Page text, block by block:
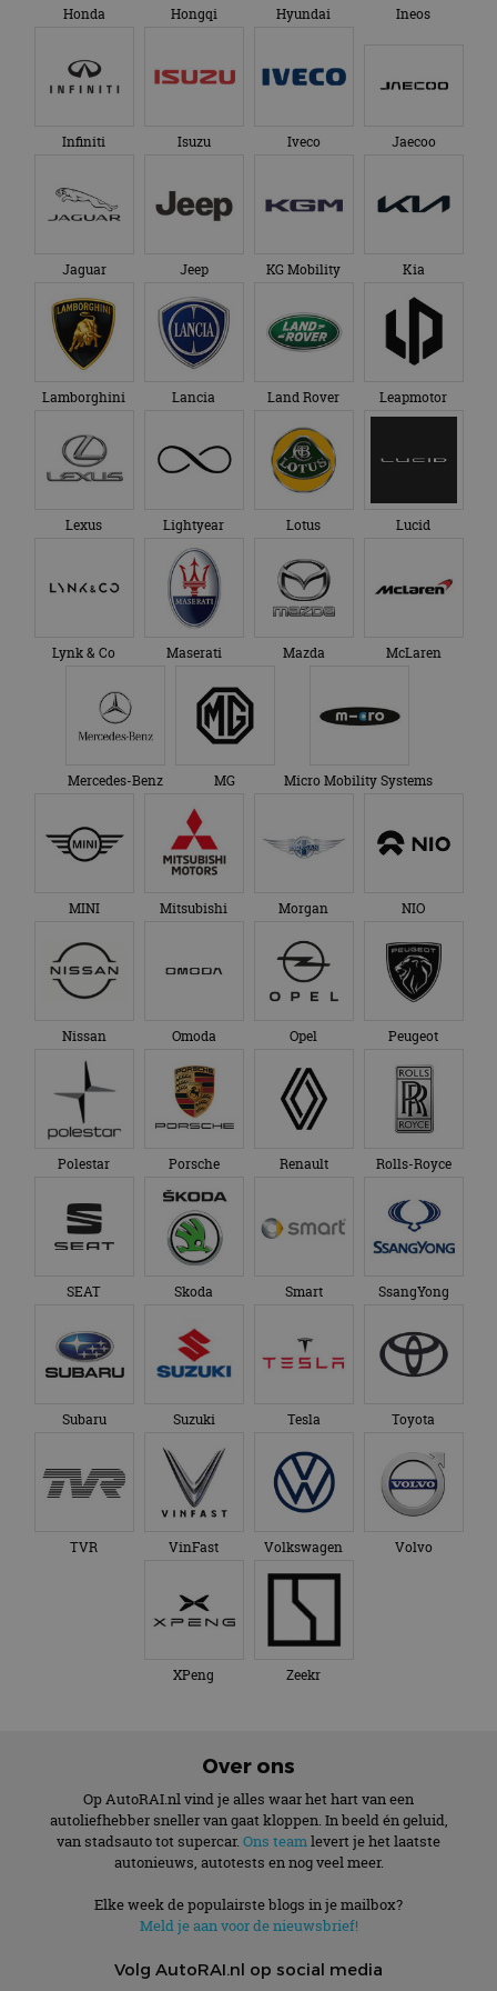
Honda Hongqi Hyundai Ineos
Infiniti Isuzu Iveco Jaecoo
Jaguar Jeep KG Mobility Kia
Lamborghini Lancia Land Rover Leapmotor
Lexus Lightyear Lotus Lucid
Lynk & Co Maserati Mazda McLaren
Mercedes-Benz MG Micro Mobility Systems
MINI Mitsubishi Morgan NIO
Nissan Omoda Opel Peugeot
Polestar Porsche Renault Rolls-Royce
SEAT Skoda Smart SsangYong
Subaru Suzuki Tesla Toyota
TVR VinFast Volkswagen Volvo
XPeng Zeekr
Over ons
Op AutoRAI.nl vind je alles waar het hart van een
autoliefhebber sneller van gaat kloppen. In beeld én geluid,
van stadsauto tot supercar. Ons teamlevert je het laatste
autonieuws, autotests en nog veel meer.
Elke week de populairste blogs in je mailbox?
Meld je aan voor de nieuwsbrief!
Volg AutoRAI.nl op social media